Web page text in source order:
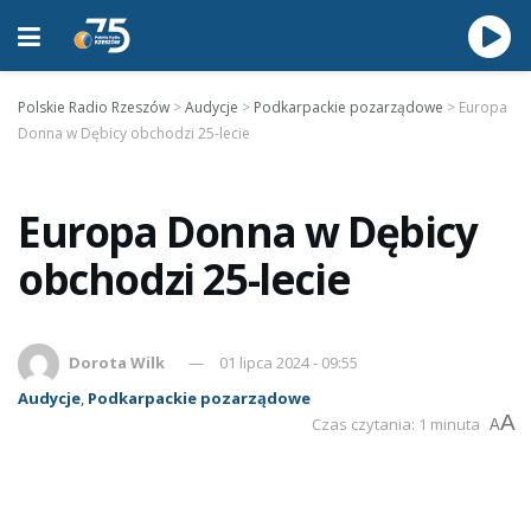
Polskie Radio Rzeszów >Audycje > Podkarpackie pozarządowe > Europa
Donna w Dębicy obchodzi 25-lecie
Europa Donna w Dębicy
obchodzi 25-lecie
Dorota Wilk
01 lipca 2024 - 09:55
Audycje, Podkarpackie pozarządowe
Czas czytania: 1 minuta AA